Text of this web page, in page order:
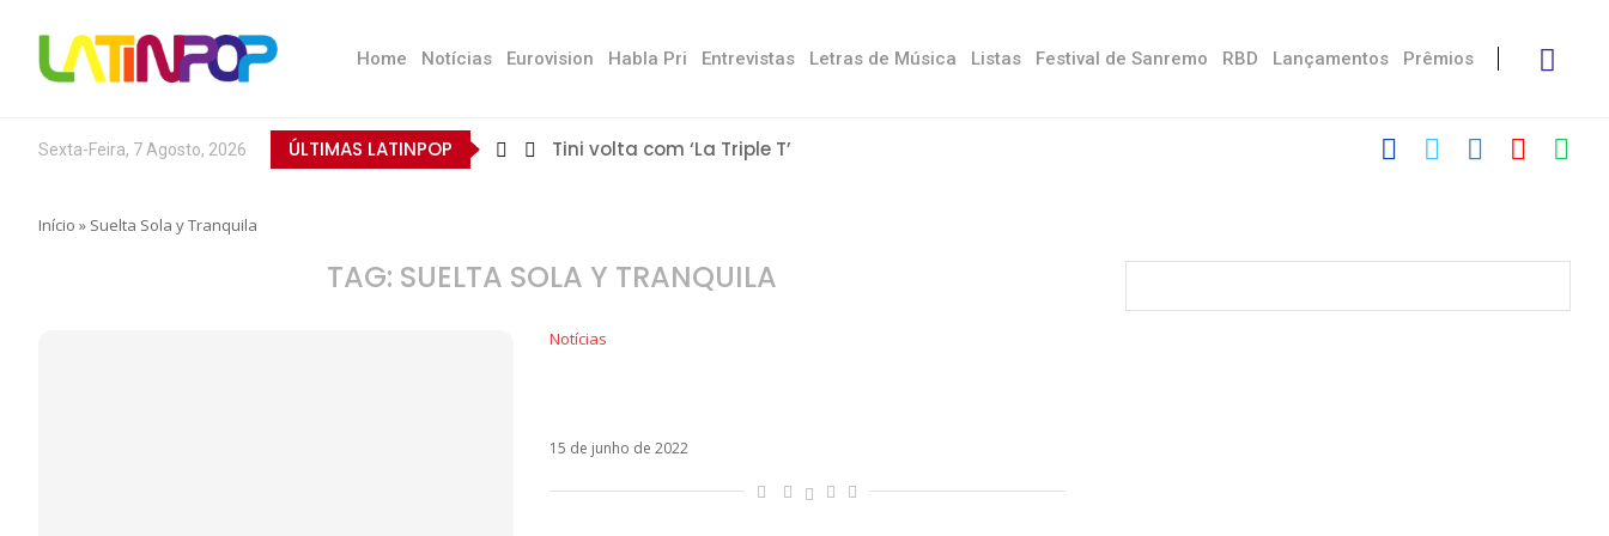
Home Notícias Eurovision Habla Pri Entrevistas Letras de Música Listas Festival de Sanremo RBD Lançamentos Prêmios
Sexta-Feira, 7 Agosto, 2026 ÚLTIMAS LATINPOP Tini volta com ‘La Triple T’
Início » Suelta Sola y Tranquila
TAG: SUELTA SOLA Y TRANQUILA
Notícias
15 de junho de 2022